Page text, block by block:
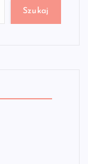
Szukaj